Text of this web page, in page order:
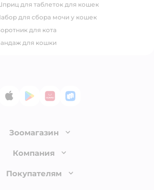
шприц для таблеток для кошек
набор для сбора мочи у кошек
воротник для кота
бандаж для кошки
App StoreGoogle Play
AppGallery
RuStore
Зоомагазин
Лицензия
Доставка и оплата
Компания
О компании
Покупателям